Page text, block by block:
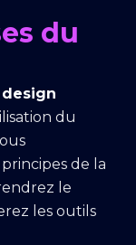
du
du
de la
le
les outils